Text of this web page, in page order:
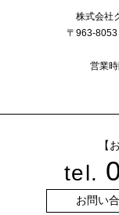
株式会社
〒963-
営業
【
tel.
お問い